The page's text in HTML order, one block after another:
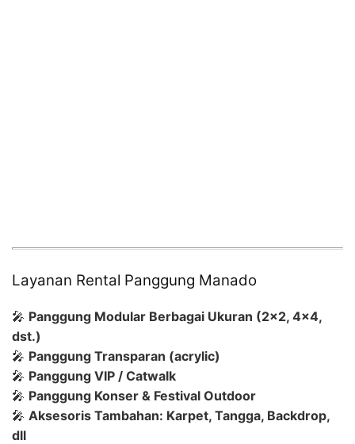
Layanan Rental Panggung Manado
🎤 Panggung Modular Berbagai Ukuran (2×2, 4×4,
dst.)
🎤 Panggung Transparan (acrylic)
🎤 Panggung VIP / Catwalk
🎤 Panggung Konser & Festival Outdoor
🎤 Aksesoris Tambahan: Karpet, Tangga, Backdrop,
dll